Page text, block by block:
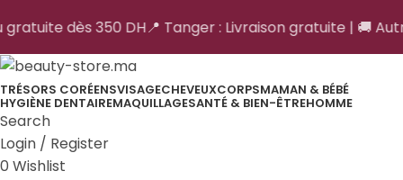
TRÉSORS CORÉENSVISAGECHEVEUXCORPSMAMAN & BÉBÉ
HYGIÈNE DENTAIREMAQUILLAGESANTÉ & BIEN-ÊTREHOMME
Search
Login / Register
0 Wishlist
dès 350 DH📍 Tanger : Livraison gratuite | 🚚